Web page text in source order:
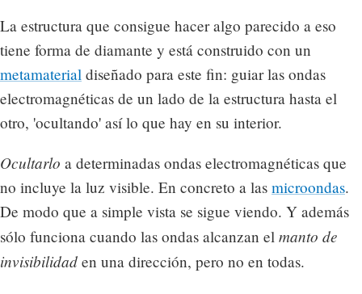
La estructura que consigue hacer algo parecido a eso
tiene forma de diamante y está construido con un
metamaterial diseñado para este fin: guiar las ondas
electromagnéticas de un lado de la estructura hasta el
otro, 'ocultando' así lo que hay en su interior.
Ocultarlo a determinadas ondas electromagnéticas que
no incluye la luz visible. En concreto a las microondas.
De modo que a simple vista se sigue viendo. Y además
sólo funciona cuando las ondas alcanzan el manto de
invisibilidad en una dirección, pero no en todas.